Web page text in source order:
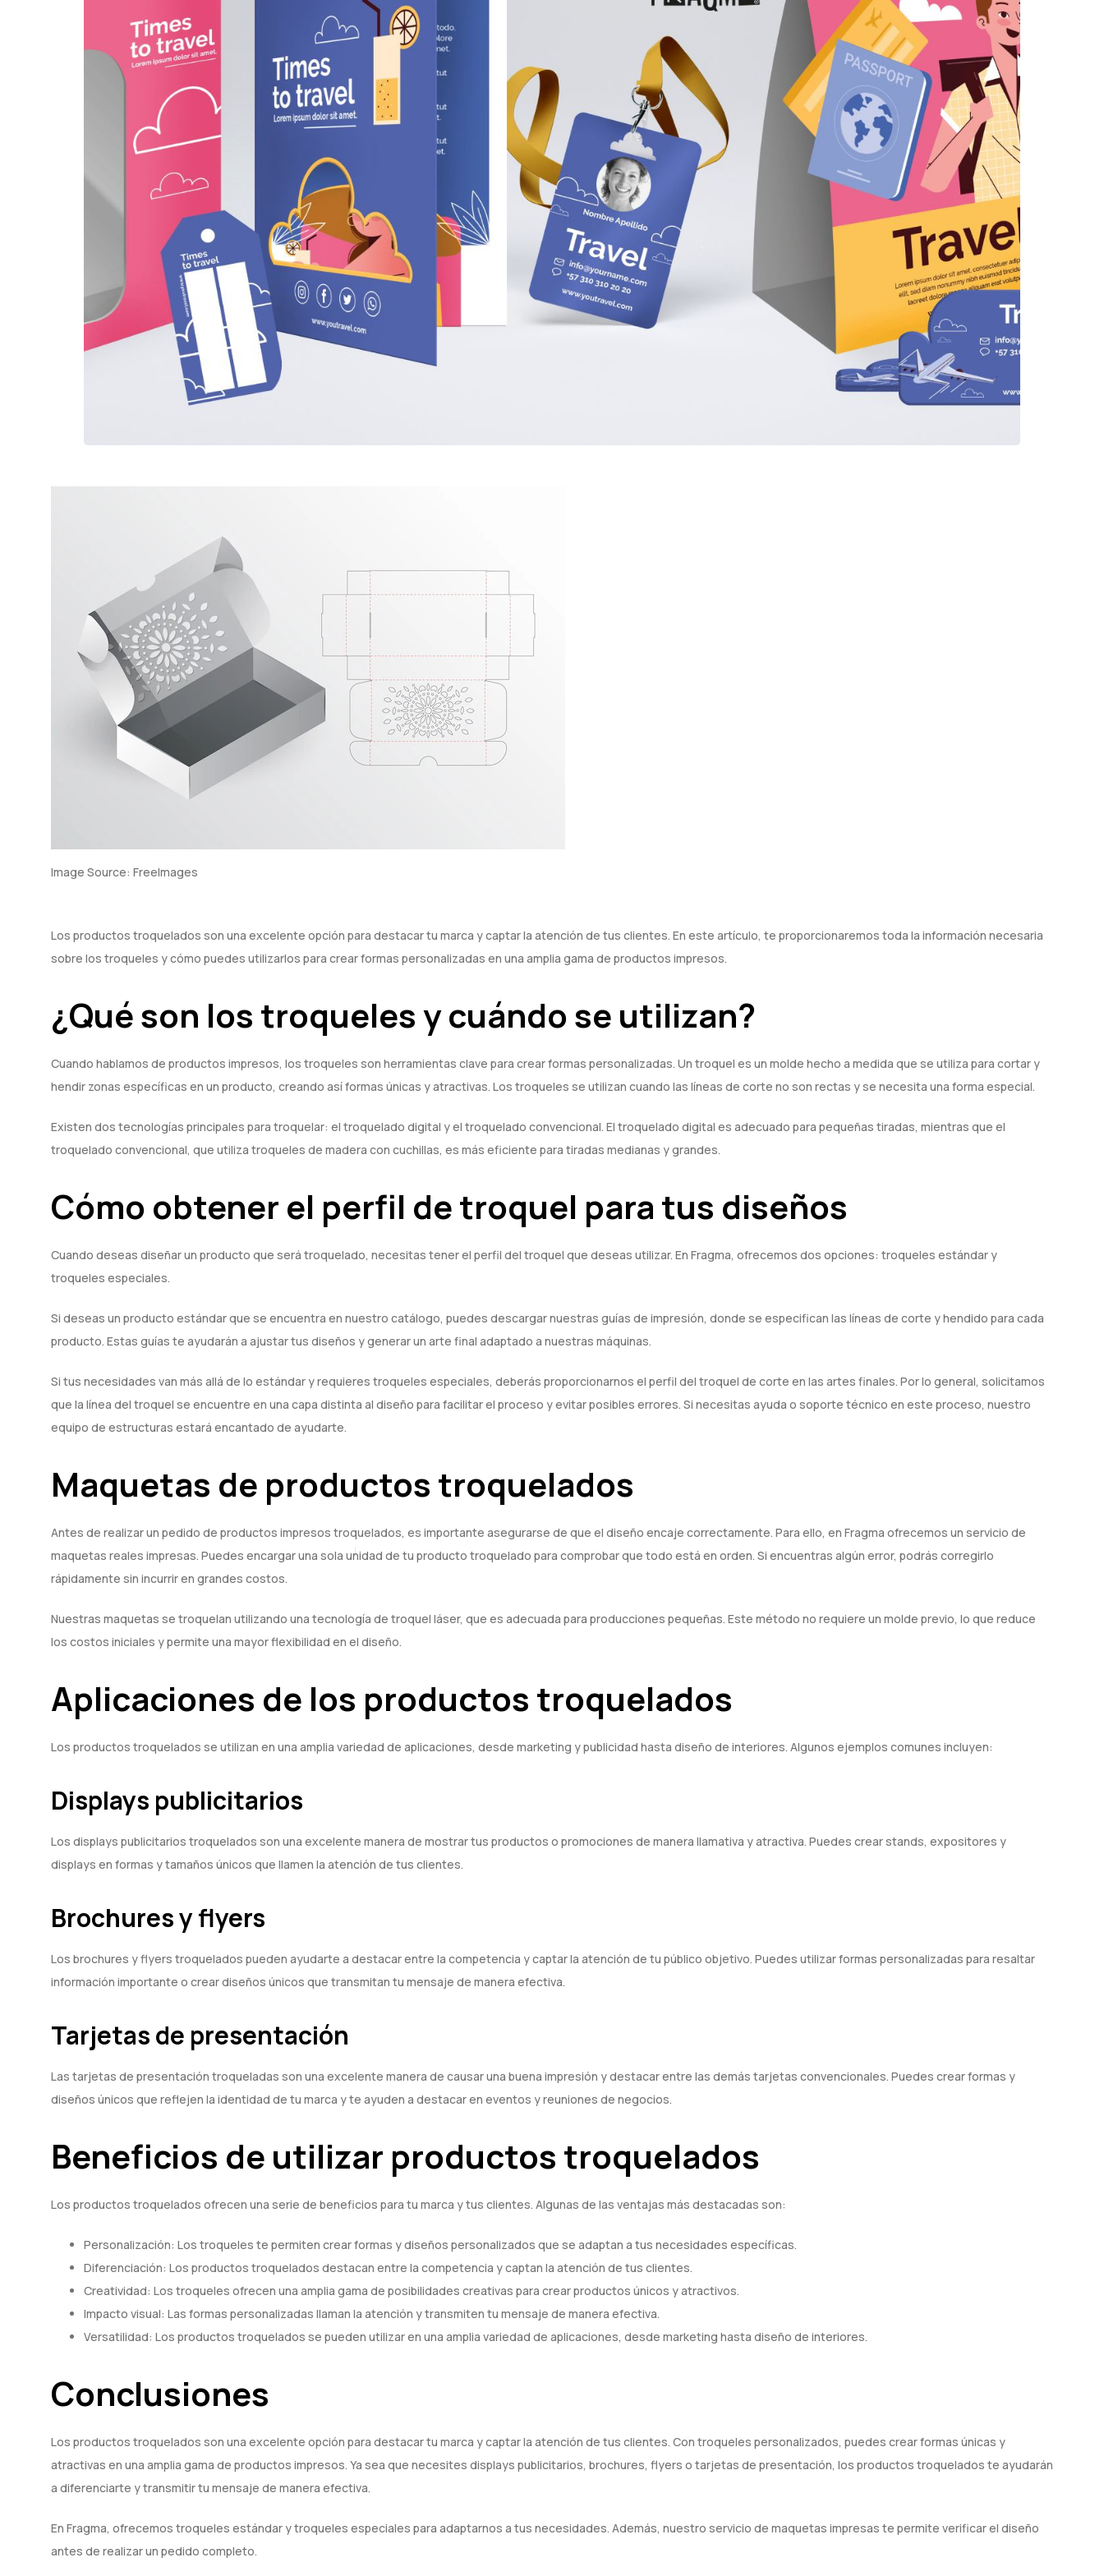
‍Image Source: FreeImages
Los productos troquelados son una excelente opción para destacar tu marca y captar la atención de tus clientes. En este artículo, te proporcionaremos toda la información necesaria
sobre los troqueles y cómo puedes utilizarlos para crear formas personalizadas en una amplia gama de productos impresos.
¿Qué son los troqueles y cuándo se utilizan?
Cuando hablamos de productos impresos, los troqueles son herramientas clave para crear formas personalizadas. Un troquel es un molde hecho a medida que se utiliza para cortar y
hendir zonas específicas en un producto, creando así formas únicas y atractivas. Los troqueles se utilizan cuando las líneas de corte no son rectas y se necesita una forma especial.
Existen dos tecnologías principales para troquelar: el troquelado digital y el troquelado convencional. El troquelado digital es adecuado para pequeñas tiradas, mientras que el
troquelado convencional, que utiliza troqueles de madera con cuchillas, es más eficiente para tiradas medianas y grandes.
Cómo obtener el perfil de troquel para tus diseños
Cuando deseas diseñar un producto que será troquelado, necesitas tener el perfil del troquel que deseas utilizar. En Fragma, ofrecemos dos opciones: troqueles estándar y
troqueles especiales.
Si deseas un producto estándar que se encuentra en nuestro catálogo, puedes descargar nuestras guías de impresión, donde se especifican las líneas de corte y hendido para cada
producto. Estas guías te ayudarán a ajustar tus diseños y generar un arte final adaptado a nuestras máquinas.
Si tus necesidades van más allá de lo estándar y requieres troqueles especiales, deberás proporcionarnos el perfil del troquel de corte en las artes finales. Por lo general, solicitamos
que la línea del troquel se encuentre en una capa distinta al diseño para facilitar el proceso y evitar posibles errores. Si necesitas ayuda o soporte técnico en este proceso, nuestro
equipo de estructuras estará encantado de ayudarte.
Maquetas de productos troquelados
Antes de realizar un pedido de productos impresos troquelados, es importante asegurarse de que el diseño encaje correctamente. Para ello, en Fragma ofrecemos un servicio de
maquetas reales impresas. Puedes encargar una sola unidad de tu producto troquelado para comprobar que todo está en orden. Si encuentras algún error, podrás corregirlo
rápidamente sin incurrir en grandes costos.
Nuestras maquetas se troquelan utilizando una tecnología de troquel láser, que es adecuada para producciones pequeñas. Este método no requiere un molde previo, lo que reduce
los costos iniciales y permite una mayor flexibilidad en el diseño.
Aplicaciones de los productos troquelados
Los productos troquelados se utilizan en una amplia variedad de aplicaciones, desde marketing y publicidad hasta diseño de interiores. Algunos ejemplos comunes incluyen:
Displays publicitarios
Los displays publicitarios troquelados son una excelente manera de mostrar tus productos o promociones de manera llamativa y atractiva. Puedes crear stands, expositores y
displays en formas y tamaños únicos que llamen la atención de tus clientes.
Brochures y flyers
Los brochures y flyers troquelados pueden ayudarte a destacar entre la competencia y captar la atención de tu público objetivo. Puedes utilizar formas personalizadas para resaltar
información importante o crear diseños únicos que transmitan tu mensaje de manera efectiva.
Tarjetas de presentación
Las tarjetas de presentación troqueladas son una excelente manera de causar una buena impresión y destacar entre las demás tarjetas convencionales. Puedes crear formas y
diseños únicos que reflejen la identidad de tu marca y te ayuden a destacar en eventos y reuniones de negocios.
Beneficios de utilizar productos troquelados
Los productos troquelados ofrecen una serie de beneficios para tu marca y tus clientes. Algunas de las ventajas más destacadas son:
Personalización: Los troqueles te permiten crear formas y diseños personalizados que se adaptan a tus necesidades específicas.
Diferenciación: Los productos troquelados destacan entre la competencia y captan la atención de tus clientes.
Creatividad: Los troqueles ofrecen una amplia gama de posibilidades creativas para crear productos únicos y atractivos.
Impacto visual: Las formas personalizadas llaman la atención y transmiten tu mensaje de manera efectiva.
Versatilidad: Los productos troquelados se pueden utilizar en una amplia variedad de aplicaciones, desde marketing hasta diseño de interiores.
Conclusiones
Los productos troquelados son una excelente opción para destacar tu marca y captar la atención de tus clientes. Con troqueles personalizados, puedes crear formas únicas y
atractivas en una amplia gama de productos impresos. Ya sea que necesites displays publicitarios, brochures, flyers o tarjetas de presentación, los productos troquelados te ayudarán
a diferenciarte y transmitir tu mensaje de manera efectiva.
En Fragma, ofrecemos troqueles estándar y troqueles especiales para adaptarnos a tus necesidades. Además, nuestro servicio de maquetas impresas te permite verificar el diseño
antes de realizar un pedido completo.